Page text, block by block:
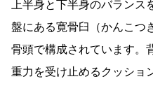
上半身と下半身のバラン
盤にある寛骨臼（かんこつ
骨頭で構成されています。
重力を受け止めるクッショ